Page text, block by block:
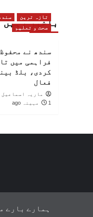
باخبر رہیں
تازہ ترین
صحت و تعلیم
سندھ نے
فراہمی میں
کردی، بلڈ
فعال
ماریہ اسماعیل
1 مہینہ ago
ہمارے بارے